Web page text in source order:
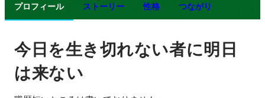
プロフィール ストーリー 性格 つながり
今日を生き切れない者に明日
は来ない